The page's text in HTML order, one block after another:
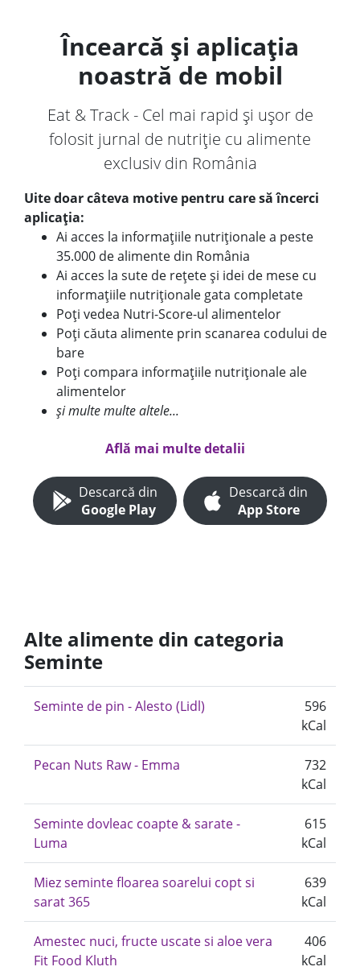
Încearcă și aplicația
noastră de mobil
Eat & Track - Cel mai rapid și ușor de
folosit jurnal de nutriție cu alimente
exclusiv din România
Uite doar câteva motive pentru care să încerci
aplicația:
Ai acces la informațiile nutriționale a peste
35.000 de alimente din România
Ai acces la sute de rețete și idei de mese cu
informațiile nutriționale gata completate
Poți vedea Nutri-Score-ul alimentelor
Poți căuta alimente prin scanarea codului de
bare
Poți compara informațiile nutriționale ale
alimentelor
și multe multe altele...
Află mai multe detalii
Descarcă din
Google Play
Descarcă din
App Store
Alte alimente din categoria
Seminte
Seminte de pin - Alesto (Lidl)
596
kCal
Pecan Nuts Raw - Emma
732
kCal
Seminte dovleac coapte & sarate -
Luma
615
kCal
Miez seminte floarea soarelui copt si
sarat 365
639
kCal
Amestec nuci, fructe uscate si aloe vera
Fit Food Kluth
406
kCal